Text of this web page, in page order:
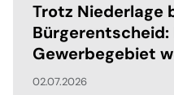
Trotz Niederlage
Bürgerentscheid:
Gewerbegebiet
02.07.2026